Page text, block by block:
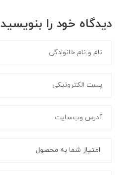
دیدگاه خود را بنویسید